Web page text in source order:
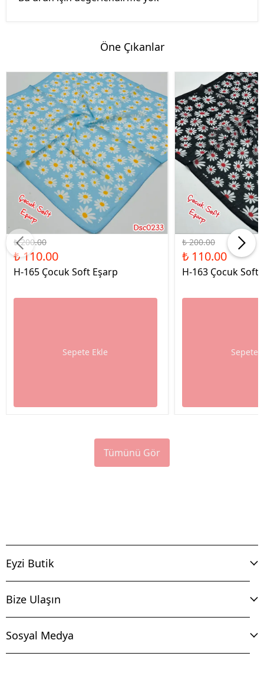
Öne Çıkanlar
%45 İndirim
₺ 200.00
₺ 110.00
H-165 Çocuk Soft Eşarp
Sepete Ekle
%45 İndirim
₺ 200.00
₺ 110.00
H-163 Çocuk Soft
Sepete
Tümünü Gör
Eyzi Butik
Bize Ulaşın
Sosyal Medya